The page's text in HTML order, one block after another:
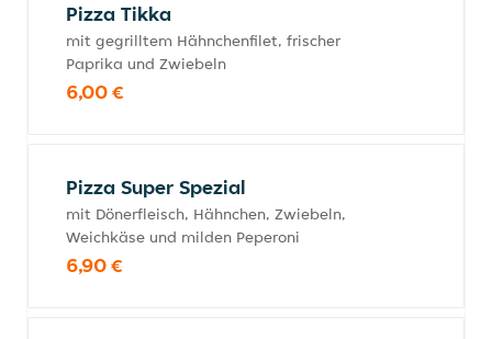
Pizza Tikka
mit gegrilltem Hähnchenfilet, frischer
Paprika und Zwiebeln
6,00 €
Pizza Super Spezial
mit Dönerfleisch, Hähnchen, Zwiebeln,
Weichkäse und milden Peperoni
6,90 €